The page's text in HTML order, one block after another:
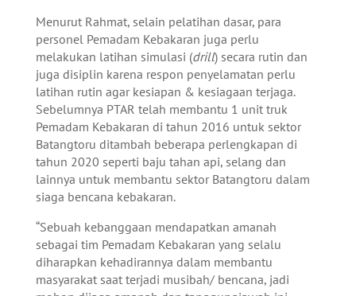
Menurut Rahmat, selain pelatihan dasar, para
personel Pemadam Kebakaran juga perlu
melakukan latihan simulasi (drill) secara rutin dan
juga disiplin karena respon penyelamatan perlu
latihan rutin agar kesiapan & kesiagaan terjaga.
Sebelumnya PTAR telah membantu 1 unit truk
Pemadam Kebakaran di tahun 2016 untuk sektor
Batangtoru ditambah beberapa perlengkapan di
tahun 2020 seperti baju tahan api, selang dan
lainnya untuk membantu sektor Batangtoru dalam
siaga bencana kebakaran.
“Sebuah kebanggaan mendapatkan amanah
sebagai tim Pemadam Kebakaran yang selalu
diharapkan kehadirannya dalam membantu
masyarakat saat terjadi musibah/ bencana, jadi